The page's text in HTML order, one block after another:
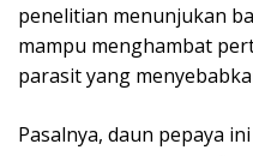
penelitian menunjukan
mampu menghambat
parasit yang
Pasalnya, daun pepaya